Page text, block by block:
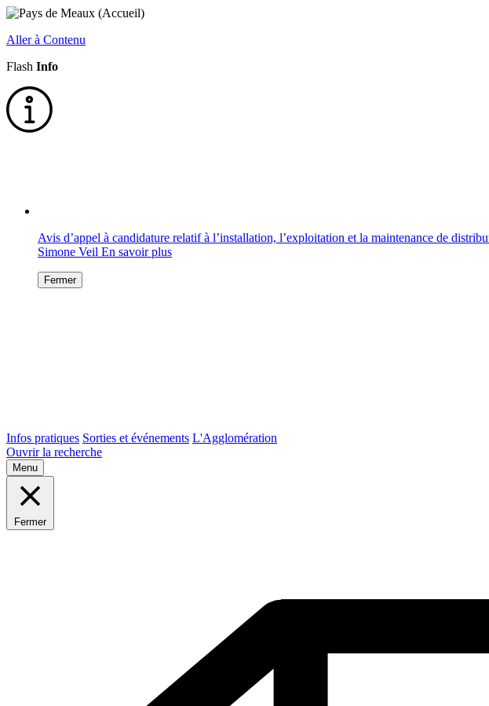
Aller à Contenu
Flash Info
Avis d’appel à candidature relatif à l’installation, l’exploitation et la maintenance de
Simone Veil En savoir plus
Fermer
Infos pratiques Sorties et événements L'Agglomération
Ouvrir la recherche
Menu
Fermer